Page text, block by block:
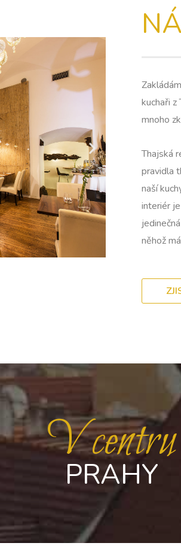
kuchaři
mnoho
Thajská
pravidla
naší
interiér
něhož
V centru
PRAHY